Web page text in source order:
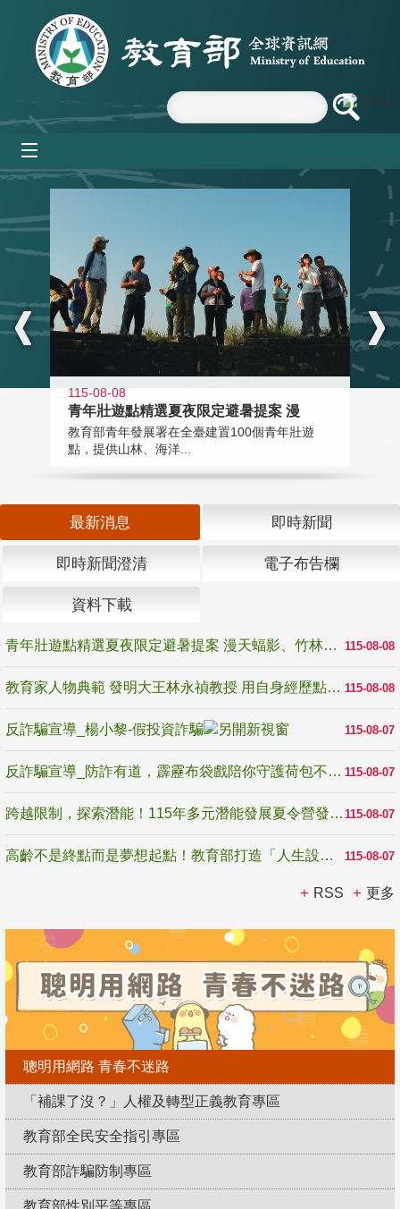
跳到主要內容區塊
:::
115-08-08
青年壯遊點精選夏夜限定避暑提案 漫
教育部青年發展署在全臺建置100個青年壯遊
點，提供山林、海洋...
最新消息 即時新聞
即時新聞澄清 電子布告欄
資料下載
115-08-08
青年壯遊點精選夏夜限定避暑提案 漫天蝠影、竹林尋蛙、茶香夜觀 邀青年暮色出發
115-08-08
教育家人物典範 發明大王林永禎教授 用自身經歷點亮學生的路
115-08-07
反詐騙宣導_楊小黎-假投資詐騙
115-08-07
反詐騙宣導_防詐有道，霹靂布袋戲陪你守護荷包不受騙
115-08-07
跨越限制，探索潛能！115年多元潛能發展夏令營發掘生命無限可能
115-08-07
高齡不是終點而是夢想起點！教育部打造「人生設計夢工場」 參展第3屆高齡健康產業博覽會
RSS 更多
聰明用網路 青春不迷路
「補課了沒？」人權及轉型正義教育專區
教育部全民安全指引專區
教育部詐騙防制專區
教育部性別平等專區